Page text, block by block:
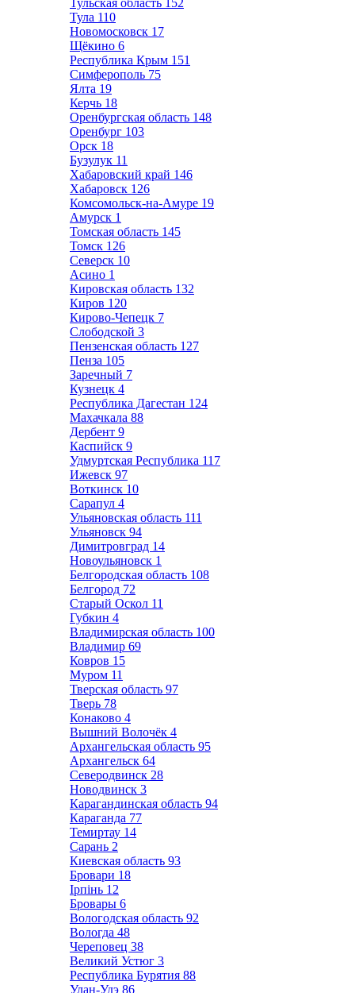
Тульская область 152
Тула 110
Новомосковск 17
Щёкино 6
Республика Крым 151
Симферополь 75
Ялта 19
Керчь 18
Оренбургская область 148
Оренбург 103
Орск 18
Бузулук 11
Хабаровский край 146
Хабаровск 126
Комсомольск-на-Амуре 19
Амурск 1
Томская область 145
Томск 126
Северск 10
Асино 1
Кировская область 132
Киров 120
Кирово-Чепецк 7
Слободской 3
Пензенская область 127
Пенза 105
Заречный 7
Кузнецк 4
Республика Дагестан 124
Махачкала 88
Дербент 9
Каспийск 9
Удмуртская Республика 117
Ижевск 97
Воткинск 10
Сарапул 4
Ульяновская область 111
Ульяновск 94
Димитровград 14
Новоульяновск 1
Белгородская область 108
Белгород 72
Старый Оскол 11
Губкин 4
Владимирская область 100
Владимир 69
Ковров 15
Муром 11
Тверская область 97
Тверь 78
Конаково 4
Вышний Волочёк 4
Архангельская область 95
Архангельск 64
Северодвинск 28
Новодвинск 3
Карагандинская область 94
Караганда 77
Темиртау 14
Сарань 2
Киевская область 93
Бровари 18
Ірпінь 12
Бровары 6
Вологодская область 92
Вологда 48
Череповец 38
Великий Устюг 3
Республика Бурятия 88
Улан-Удэ 86